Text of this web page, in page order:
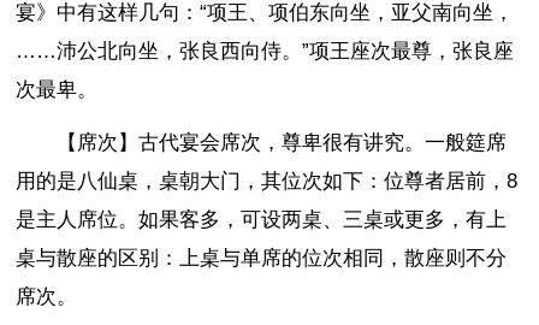
宴》中有这样几句：“项王、项伯东向坐，亚父南向坐，
……沛公北向坐，张良西向侍。”项王座次最尊，张良座
次最卑。
【席次】古代宴会席次，尊卑很有讲究。一般筵席
用的是八仙桌，桌朝大门，其位次如下：位尊者居前，8
是主人席位。如果客多，可设两桌、三桌或更多，有上
桌与散座的区别：上桌与单席的位次相同，散座则不分
席次。